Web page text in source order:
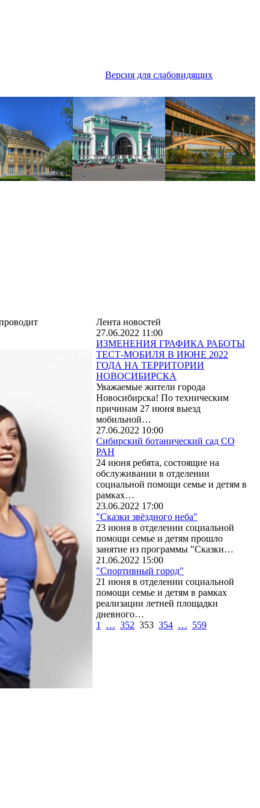
Версия для слабовидящих
Лента новостей
27.06.2022 11:00
ИЗМЕНЕНИЯ ГРАФИКА РАБОТЫ
ТЕСТ-МОБИЛЯ В ИЮНЕ 2022
ГОДА НА ТЕРРИТОРИИ
НОВОСИБИРСКА
Уважаемые жители города
Новосибирска! По техническим
причинам 27 июня выезд
мобильной…
27.06.2022 10:00
Сибирский ботанический сад СО
РАН
24 июня ребята, состоящие на
обслуживании в отделении
социальной помощи семье и детям в
рамках…
23.06.2022 17:00
"Сказки звёздного неба"
23 июня в отделении социальной
помощи семье и детям прошло
занятие из программы "Сказки…
21.06.2022 15:00
"Спортивный город"
21 июня в отделении социальной
помощи семье и детям в рамках
реализации летней площадки
дневного…
1
… 352 353 354 … 559